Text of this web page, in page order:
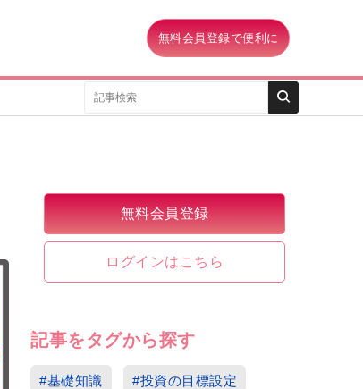
無料会員登録で便利に
無料会員登録
ログインはこちら
記事をタグから探す
#基礎知識 #投資の目標設定